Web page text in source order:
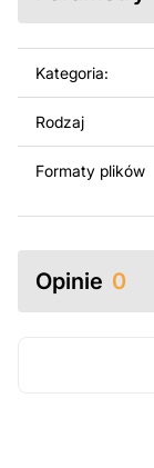
Korzystając z
swoim projektem.
Można
wykonanych na
jednak
oryginalnych
Za dodatkową
poprzez
albo
potrzeb. Jeśli
Kategoria:
Rodzaj
Formaty plików
Opinie 0